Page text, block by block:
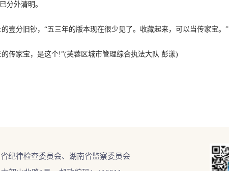
外清明。
分旧钞，“五三年的版本现在很少见了。收藏起来，可以当传家宝。”
家宝，是这个!”(芙蓉区城市管理综合执法大队 彭漾)
纪律检查委员会、湖南省监察委员会